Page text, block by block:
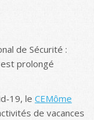
de Sécurité :
prolongé
19, le CEMôme
de vacances